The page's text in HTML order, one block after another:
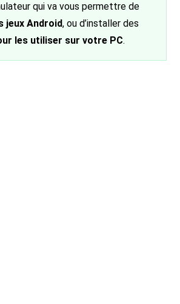
qui va vous permettre de
jeux Android, ou d’installer des
les utiliser sur votre PC.